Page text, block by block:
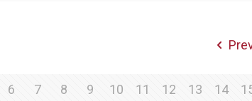
6 7 8 9 10 11 12 13 14